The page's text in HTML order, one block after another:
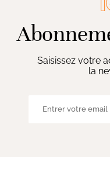
Saisissez votre
la